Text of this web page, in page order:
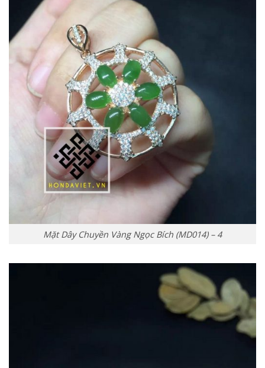
Mặt Dây Chuyền Vàng Ngọc Bích (MD014) – 4